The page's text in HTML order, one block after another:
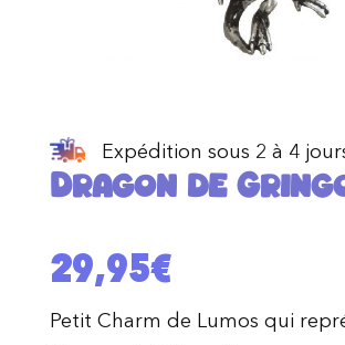
Expédition sous 2 à 4
Dragon de
29,95€
Petit Charm de Lumos qui